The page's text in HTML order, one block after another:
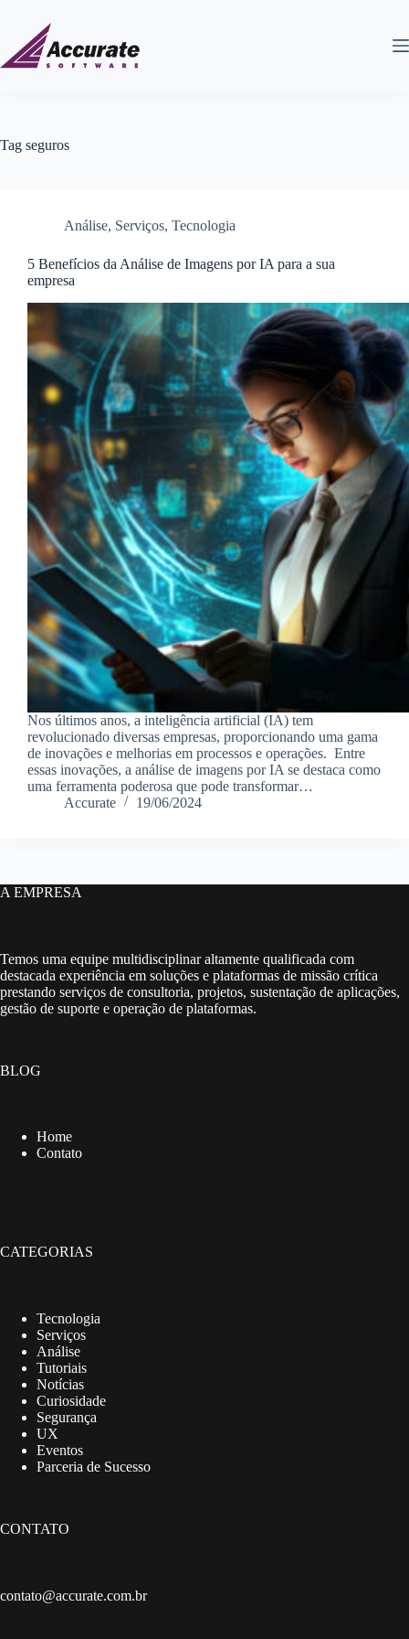
Tag seguros
Análise, Serviços, Tecnologia
5 Benefícios da Análise de Imagens por IA para a sua
empresa
Nos últimos anos, a inteligência artificial (IA) tem
revolucionado diversas empresas, proporcionando uma gama
de inovações e melhorias em processos e operações. Entre
essas inovações, a análise de imagens por IA se destaca como
uma ferramenta poderosa que pode transformar…
Accurate
19/06/2024
A EMPRESA
Temos uma equipe multidisciplinar altamente qualificada com
destacada experiência em soluções e plataformas de missão crítica
prestando serviços de consultoria, projetos, sustentação de aplicações,
gestão de suporte e operação de plataformas.
BLOG
Home
Contato
CATEGORIAS
Tecnologia
Serviços
Análise
Tutoriais
Notícias
Curiosidade
Segurança
UX
Eventos
Parceria de Sucesso
CONTATO
contato@accurate.com.br